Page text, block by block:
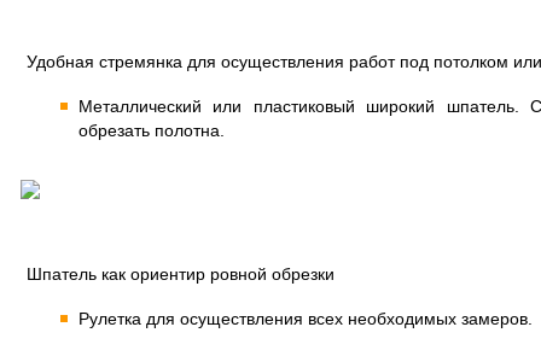
Удобная стремянка для осуществления работ под потолком
Металлический или пластиковый широкий
обрезать полотна.
Шпатель как ориентир ровной обрезки
Рулетка для осуществления всех необходимых замеров.